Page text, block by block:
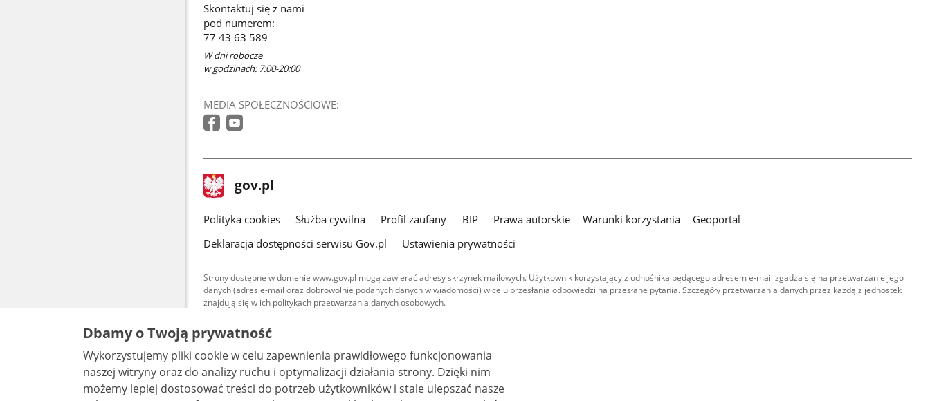
Skontaktuj się z nami
pod numerem:
77 43 63 589
W dni robocze
w godzinach: 7:00-20:00
MEDIA SPOŁECZNOŚCIOWE:
stopka
gov.pl Strona
gov.pl
gov.pl
Polityka cookies Służba cywilna Profil zaufany BIP Prawa autorskie Warunki korzystania
Geoportal
Deklaracja dostępności serwisu Gov.pl
Ustawienia prywatności
Strony dostępne w domenie www.gov.pl mogą zawierać adresy skrzynek mailowych. Użytkownik korzystający z odnośnika będącego adresem e-mail zgadza się na przetwarzanie jego
danych (adres e-mail oraz dobrowolnie podanych danych w wiadomości) w celu przesłania odpowiedzi na przesłane pytania. Szczegóły przetwarzania danych przez każdą z jednostek
znajdują się w ich politykach przetwarzania danych osobowych.
Treści tekstowe publikowane w serwisie (z wyłączeniem treści audiowizualnych), są
udostępniane na licencji typu Creative Commons: uznanie autorstwa - na tych samych
warunkach 4.0 (CC BY-SA 4.0). Materiały audiowizualne, w tym zdjęcia, materiały audio i wideo,
są udostępniane na licencji typu Creative Commons: uznanie autorstwa użycie niekomercyjne -
bez utworów zależnych 4.0 (CC BY-NC-ND 4.0), o ile nie jest to stwierdzone inaczej.
Dbamy o Twoją prywatność
Wykorzystujemy pliki cookie w celu zapewnienia prawidłowego funkcjonowania
naszej witryny oraz do analizy ruchu i optymalizacji działania strony. Dzięki nim
możemy lepiej dostosować treści do potrzeb użytkowników i stale ulepszać nasze